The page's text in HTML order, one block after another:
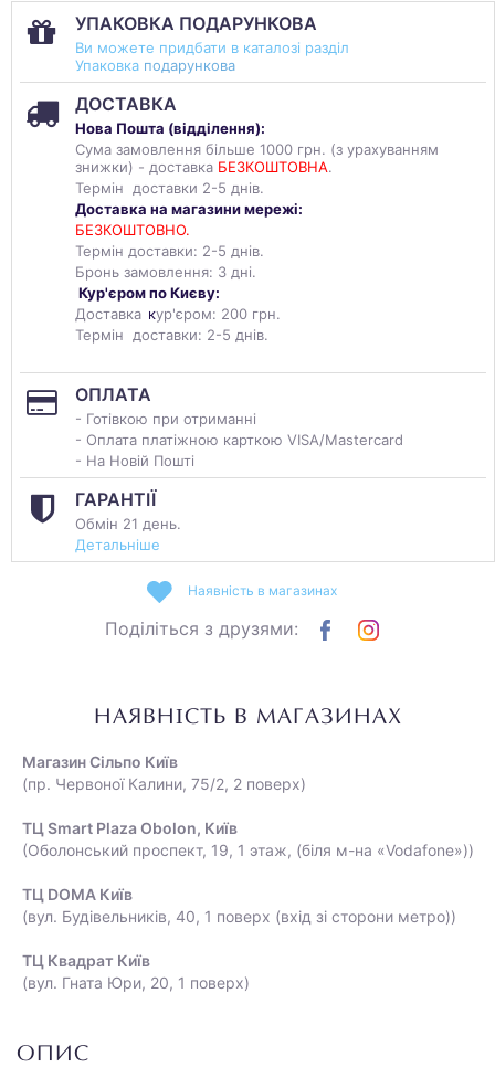
УПАКОВКА ПОДАРУНКОВА
Ви можете придбати в каталозі разділ
Упаковка подарункова
ДОСТАВКА
Нова Пошта (відділення):
Сума замовлення більше 1000 грн. (з урахуванням
знижки) - доставка БЕЗКОШТОВНА.
Термін доставки 2-5 днів.
Доставка на магазини мережі:
БЕЗКОШТОВНО.
Термін доставки: 2-5 днів.
Бронь замовлення: 3 дні.
Кур'єром по Києву:
Доставка кур'єром: 200 грн.
Термін доставки: 2-5 днів.
ОПЛАТА
- Готівкою при отриманні
- Оплата платіжною карткою VISA/Mastercard
- На Новій Пошті
ГАРАНТІЇ
Обмін 21 день.
Детальніше
Наявність в магазинах
Поділіться з друзями:
НАЯВНІСТЬ В МАГАЗИНАХ
Магазин Сільпо Київ
(пр. Червоної Калини, 75/2, 2 поверх)
ТЦ Smart Plaza Obolon, Київ
(Оболонський проспект, 19, 1 этаж, (біля м-на «Vodafone»))
ТЦ DOMA Київ
(вул. Будівельників, 40, 1 поверх (вхід зі сторони метро))
ТЦ Квадрат Київ
(вул. Гната Юри, 20, 1 поверх)
ОПИС